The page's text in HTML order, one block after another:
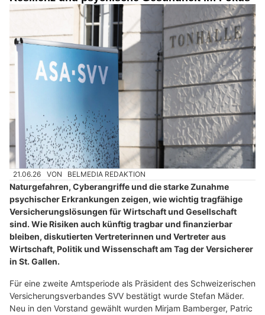
21.06.26 VON BELMEDIA REDAKTION
Naturgefahren, Cyberangriffe und die starke Zunahme
psychischer Erkrankungen zeigen, wie wichtig tragfähige
Versicherungslösungen für Wirtschaft und Gesellschaft
sind. Wie Risiken auch künftig tragbar und finanzierbar
bleiben, diskutierten Vertreterinnen und Vertreter aus
Wirtschaft, Politik und Wissenschaft am Tag der Versicherer
in St. Gallen.
Für eine zweite Amtsperiode als Präsident des Schweizerischen
Versicherungsverbandes SVV bestätigt wurde Stefan Mäder.
Neu in den Vorstand gewählt wurden Mirjam Bamberger, Patric